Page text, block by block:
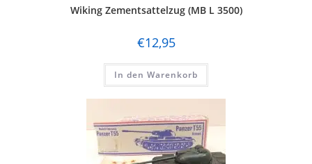
Wiking Zementsattelzug (MB L 3500)
€12,95
In den Warenkorb